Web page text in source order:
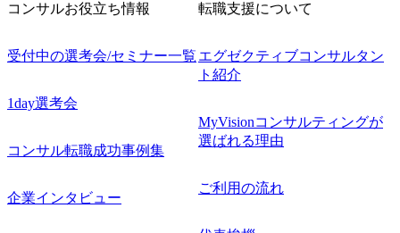
コンサルお役立ち情報
受付中の選考会/セミナー一覧
1day選考会
コンサル転職成功事例集
企業インタビュー
転職支援について
エグゼクティブコンサルタン
ト紹介
MyVisionコンサルティングが
選ばれる理由
ご利用の流れ